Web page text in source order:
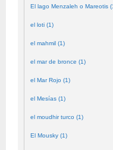
El lago Menzaleh o Mareotis
el loti (1)
el mahmil (1)
el mar de bronce (1)
el Mar Rojo (1)
el Mesías (1)
el moudhir turco (1)
El Mousky (1)